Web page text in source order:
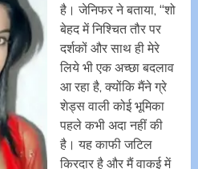
है। जेनिफर ने बताया, ‘‘शो
बेहद में निश्चित तौर पर
दर्शकों और साथ ही मेरे
लिये भी एक अच्छा बदलाव
आ रहा है, क्योंकि मैंने ग्रे
शेड्स वाली कोई भूमिका
पहले कभी अदा नहीं की
है। यह काफी जटिल
किरदार है और मैं वाकई में